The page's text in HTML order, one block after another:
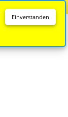
Einverstanden